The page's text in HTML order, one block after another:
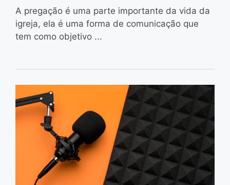
A pregação é uma parte importante da vida da
igreja, ela é uma forma de comunicação que
tem como objetivo ...